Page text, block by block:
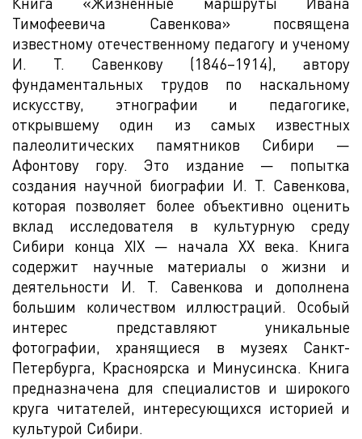
Тимофеевича Савенкова» посвящена
известному отечественному педагогу и ученому
И. Т. Савенкову (1846–1914), автору
фундаментальных трудов по наскальному
искусству, этнографии и педагогике,
открывшему один из самых известных
палеолитических памятников Сибири —
Афонтову гору. Это издание — попытка
создания научной биографии И. Т. Савенкова,
которая позволяет более объективно оценить
вклад исследователя в культурную среду
Сибири конца XIX — начала XX века. Книга
содержит научные материалы о жизни и
деятельности И. Т. Савенкова и дополнена
большим количеством иллюстраций. Особый
интерес представляют уникальные
фотографии, хранящиеся в музеях Санкт-
Петербурга, Красноярска и Минусинска. Книга
предназначена для специалистов и широкого
круга читателей, интересующихся историей и
культурой Сибири.